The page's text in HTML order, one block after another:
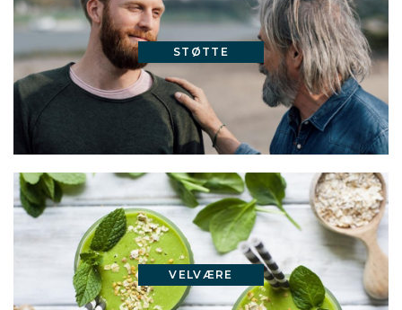
STØTTE
VELVÆRE